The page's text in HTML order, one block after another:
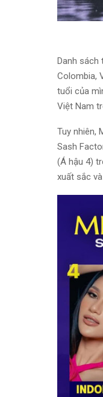
Danh
Colombia,
tuổi của
Việt Nam
Tuy nhiên,
Sash
(Á hậu 4)
xuất sắc